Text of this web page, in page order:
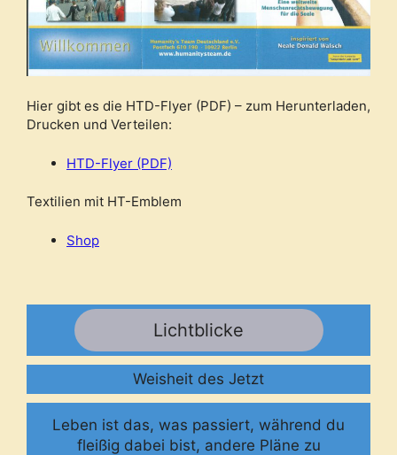
Hier gibt es die HTD-Flyer (PDF) – zum Herunterladen,
Drucken und Verteilen:
HTD-Flyer (PDF)
Textilien mit HT-Emblem
Shop
Lichtblicke
Weisheit des Jetzt
Leben ist das, was passiert, während du
fleißig dabei bist, andere Pläne zu